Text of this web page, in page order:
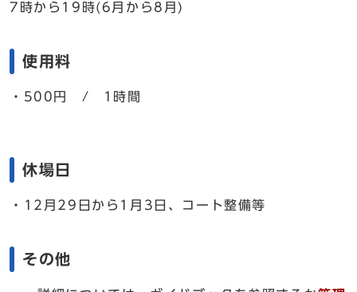
7時から19時(6月から8月)
使用料
・500円 / 1時間
休場日
・12月29日から1月3日、コート整備等
その他